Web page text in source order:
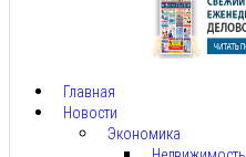
Главная
Новости
Экономика